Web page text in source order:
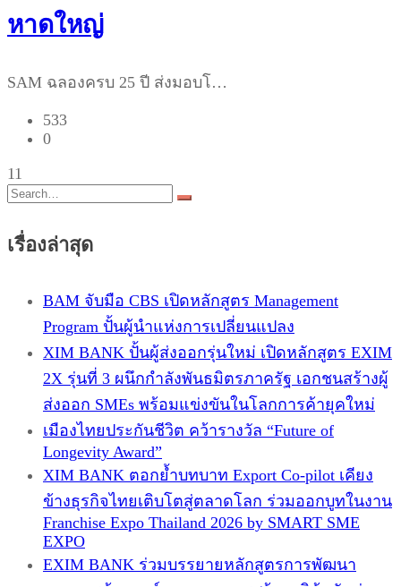
หาดใหญ่
SAM ฉลองครบ 25 ปี ส่งมอบโ…
533
0
11
เรื่องล่าสุด
BAM จับมือ CBS เปิดหลักสูตร Management
Program ปั้นผู้นำแห่งการเปลี่ยนแปลง
XIM BANK ปั้นผู้ส่งออกรุ่นใหม่ เปิดหลักสูตร EXIM
2X รุ่นที่ 3 ผนึกกำลังพันธมิตรภาครัฐ เอกชนสร้างผู้
ส่งออก SMEs พร้อมแข่งขันในโลกการค้ายุคใหม่
เมืองไทยประกันชีวิต คว้ารางวัล “Future of
Longevity Award”
XIM BANK ตอกย้ำบทบาท Export Co-pilot เคียง
ข้างธุรกิจไทยเติบโตสู่ตลาดโลก ร่วมออกบูทในงาน
Franchise Expo Thailand 2026 by SMART SME
EXPO
EXIM BANK ร่วมบรรยายหลักสูตรการพัฒนา